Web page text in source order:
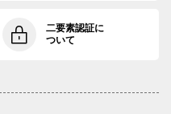
二要素認証に
ついて